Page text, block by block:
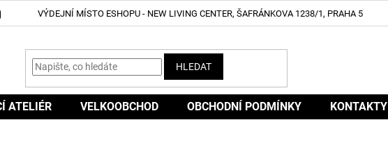
VÝDEJNÍ MÍSTO ESHOPU - NEW LIVING CENTER, ŠAFRÁNKOVA 1238/1, PRAHA 5
HLEDAT
ATELIÉR VELKOOBCHOD OBCHODNÍ PODMÍNKY KONTAKTY